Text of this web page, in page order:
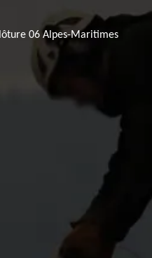
06 Alpes-Maritimes